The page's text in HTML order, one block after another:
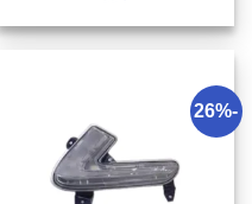
-26%